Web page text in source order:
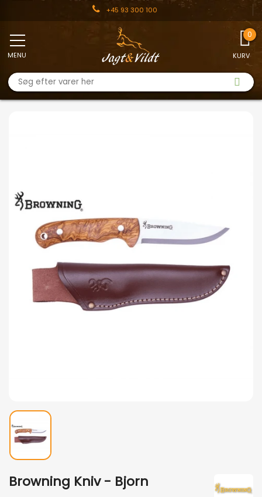
+45 93 300 100
KURV
MENU
Browning Kniv - Bjorn